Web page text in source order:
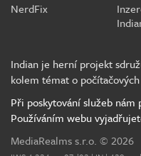
NerdFix
Indian je herní projekt
kolem témat o
Při poskytování služeb
Používáním webu
MediaRealms s.r.o. © 2026